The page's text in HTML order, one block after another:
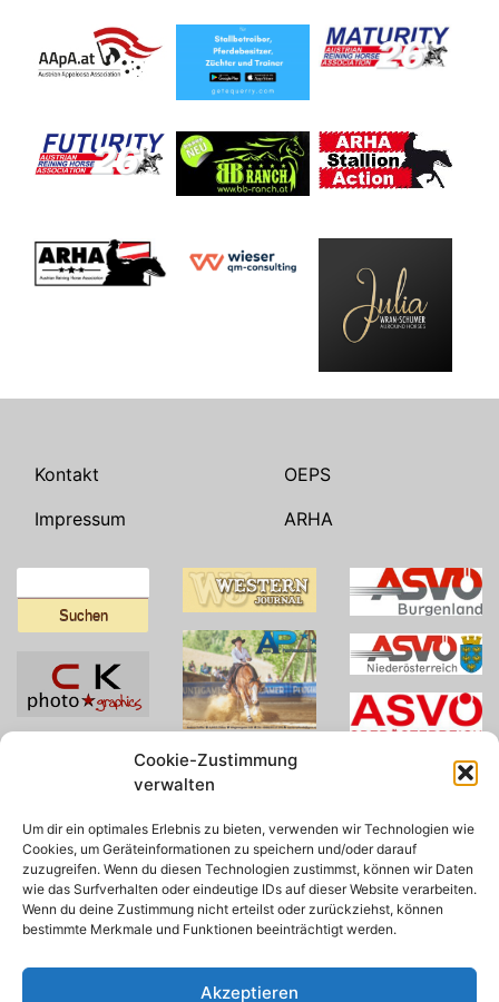
Cookie-Zustimmung
verwalten
Um dir ein optimales Erlebnis zu bieten, verwenden wir Technologien wie
Cookies, um Geräteinformationen zu speichern und/oder darauf
zuzugreifen. Wenn du diesen Technologien zustimmst, können wir Daten
wie das Surfverhalten oder eindeutige IDs auf dieser Website verarbeiten.
Wenn du deine Zustimmung nicht erteilst oder zurückziehst, können
bestimmte Merkmale und Funktionen beeinträchtigt werden.
Akzeptieren
Kontakt
Impressum
OEPS
ARHA
nach: